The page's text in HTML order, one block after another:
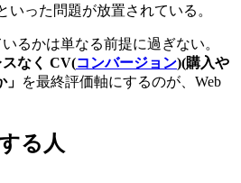
いった問題が放置されている。
るかは単なる前提に過ぎない。
スなく CV(コンバージョン)(購入や
を最終評価軸にするのが、Web
る人